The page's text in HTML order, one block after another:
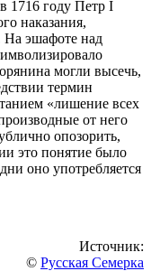
1716 году Петр I
наказания,
На эшафоте над
могли высечь,
термин
«лишение всех
от него
опозорить,
это понятие было
оно употребляется
Источник:
© Русская Семерка